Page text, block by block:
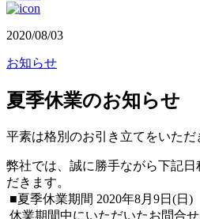
2020/08/03
お知らせ
夏季休業のお知らせ
平素は格別のお引き立てをいただ
弊社では、誠に勝手ながら下記
だきます。
■夏季休業期間 2020年8月9日(
休業期間中にいただいたお問合